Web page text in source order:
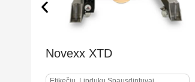
Etikečių, Lipdukų Spausdintuvai